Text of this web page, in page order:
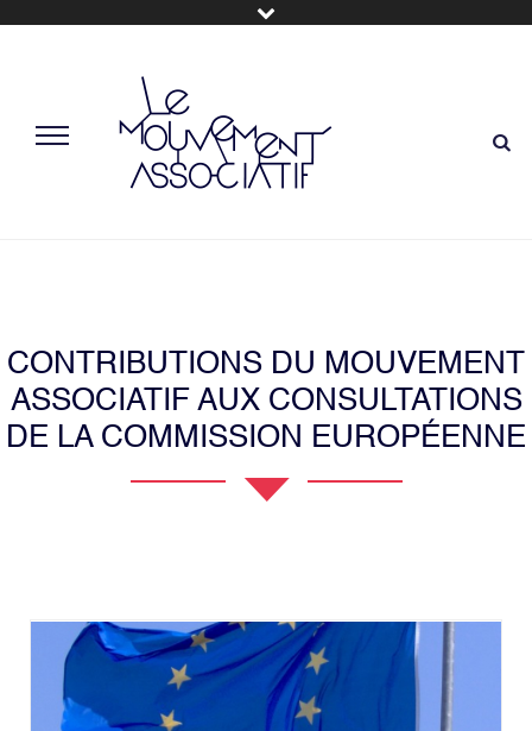
CONTRIBUTIONS DU MOUVEMENT
ASSOCIATIF AUX CONSULTATIONS
DE LA COMMISSION EUROPÉENNE